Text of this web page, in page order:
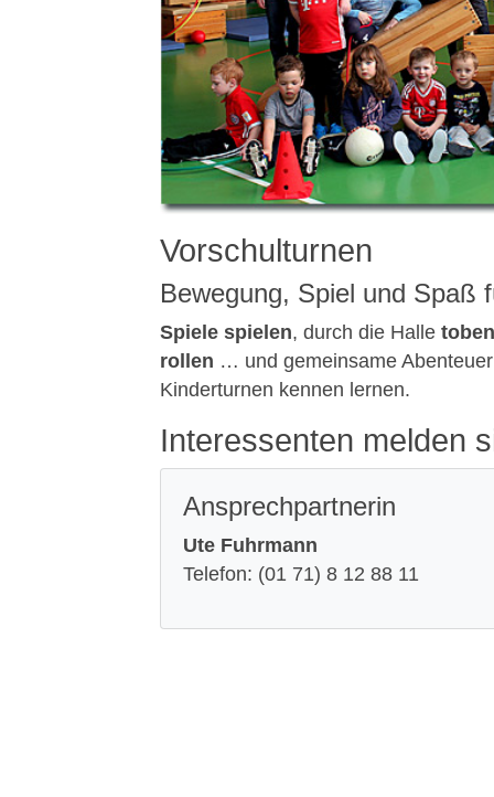
Vorschulturnen
Bewegung, Spiel und Spaß
Spiele spielen, durch die Halle toben
rollen … und gemeinsame
Kinderturnen kennen lernen.
Interessenten melden
Ansprechpartnerin
Ute Fuhrmann
Telefon: (01 71) 8 12 88 11